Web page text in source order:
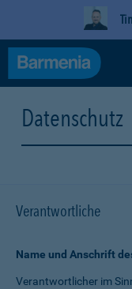
Datenschutz
Verantwortliche
Name und Anschrift
Verantwortlicher im